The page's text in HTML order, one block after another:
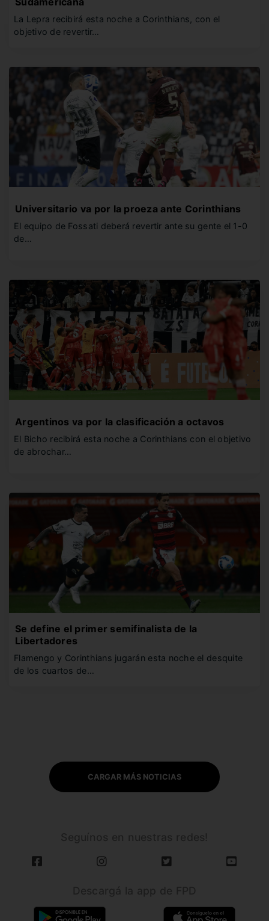
La Lepra recibirá esta noche a Corinthians, con el
objetivo de revertir…
Universitario va por la proeza ante Corinthians
El equipo de Fossati deberá revertir ante su gente el 1-0
de…
Argentinos va por la clasificación a octavos
El Bicho recibirá esta noche a Corinthians con el objetivo
de abrochar…
Se define el primer semifinalista de la
Libertadores
Flamengo y Corinthians jugarán esta noche el desquite
de los cuartos de…
CARGAR MÁS NOTICIAS